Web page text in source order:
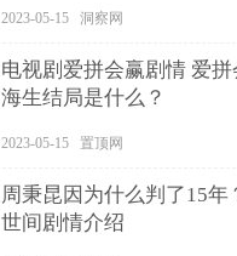
2023-05-15 洞察网
电视剧爱拼会赢剧情 爱
海生结局是什么？
2023-05-15 置顶网
周秉昆因为什么判了15年
世间剧情介绍